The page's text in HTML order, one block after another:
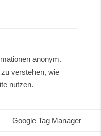
anonym.
verstehen, wie
nutzen.
Google Tag Manager